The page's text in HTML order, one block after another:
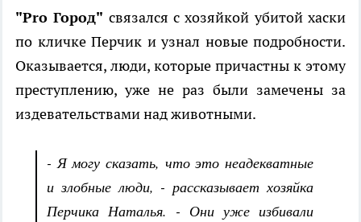
"Pro Город" связался с хозяйкой убитой хаски
по кличке Перчик и узнал новые подробности.
Оказывается, люди, которые причастны к этому
преступлению, уже не раз были замечены за
издевательствами над животными.
- Я могу сказать, что это неадекватные
и злобные люди, - рассказывает хозяйка
Перчика Наталья. - Они уже избивали